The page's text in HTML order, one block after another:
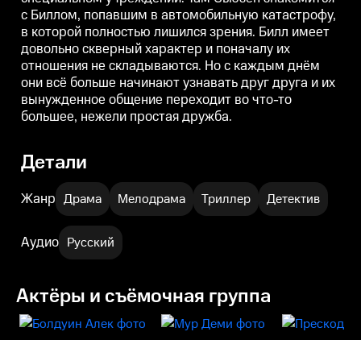
с Биллом, попавшим в автомобильную катастрофу,
в которой полностью лишился зрения. Билл имеет
довольно скверный характер и поначалу их
отношения не складываются. Но с каждым днём
они всё больше начинают узнавать друг друга и их
вынужденное общение переходит во что-то
большее, нежели простая дружба.
Детали
Жанр Драма Мелодрама Триллер Детектив
Аудио Русский
Актёры и съёмочная группа